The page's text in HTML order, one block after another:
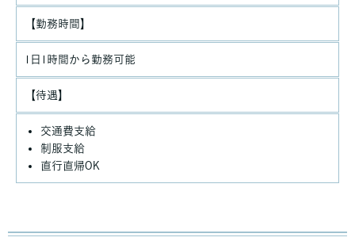
【勤務時間】
1日1時間から勤務可能
【待遇】
交通費支給
制服支給
直行直帰OK